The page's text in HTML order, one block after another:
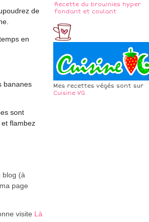
Recette du brownies hyper
fondant et coulant
Mes recettes végés sont sur
Cuisine VG
de
en
bananes
sont
flambez
blog (à
page
visite Là